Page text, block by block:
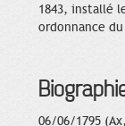
1843, installé
ordonnance
06/06/1795